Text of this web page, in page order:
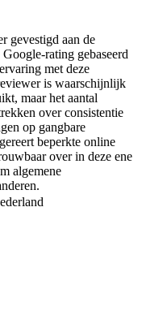
gevestigd aan de
rating gebaseerd
met deze
is waarschijnlijk
maar het aantal
over consistentie
op gangbare
beperkte online
over in deze ene
algemene